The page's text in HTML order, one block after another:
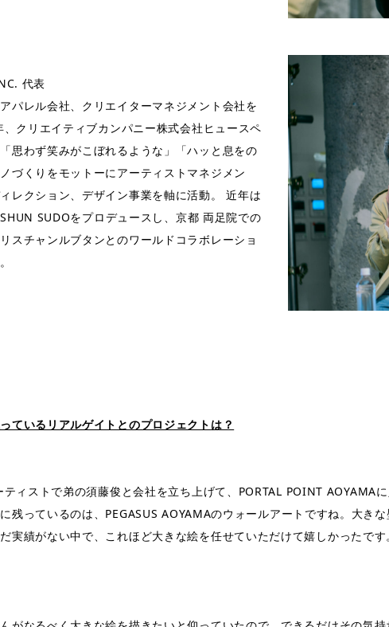
代表
パレル会社、クリエイターマネジメント会社を
クリエイティブカンパニー株式会社ヒュースペ
思わず笑みがこぼれるような」「ハッと息をの
づくりをモットーにアーティストマネジメン
レクション、デザイン事業を軸に活動。 近年は
SUDOをプロデュースし、京都 両足院での
スチャンルブタンとのワールドコラボレーショ
ているリアルゲイトとのプロジェクトは？
ィストで弟の須藤俊と会社を立ち上げて、PORTAL POINT AOYAMA
残っているのは、PEGASUS AOYAMAのウォールアートですね。大き
実績がない中で、これほど大きな絵を任せていただけて嬉しかったで